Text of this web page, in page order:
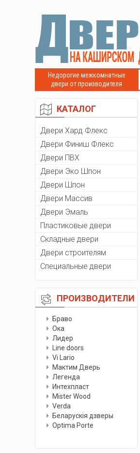
Недорогие межкомнатные
двери от производителя
КАТАЛОГ
Двери Хард Флекс
Двери Финиш Флекс
Двери ПВХ
Двери Эко Шпон
Двери Шпон
Двери Массив
Двери Эмаль
Пластиковые двери
Складные двери
Двери строителям
Специальные двери
ПРОИЗВОДИТЕЛИ
Браво
Ока
Лидер
Line doors
Vi Lario
Мактим Дверь
Легенда
Интехпласт
Мister Wood
Verda
Беларускiя дзверы
Optima Porte